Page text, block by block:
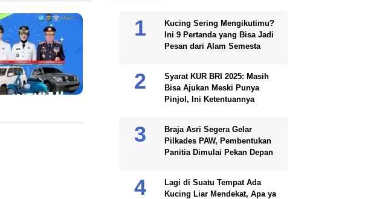
Kucing Sering Mengikutimu?
Ini 9 Pertanda yang Bisa Jadi
Pesan dari Alam Semesta
Syarat KUR BRI 2025: Masih
Bisa Ajukan Meski Punya
Pinjol, Ini Ketentuannya
Braja Asri Segera Gelar
Pilkades PAW, Pembentukan
Panitia Dimulai Pekan Depan
Lagi di Suatu Tempat Ada
Kucing Liar Mendekat, Apa ya